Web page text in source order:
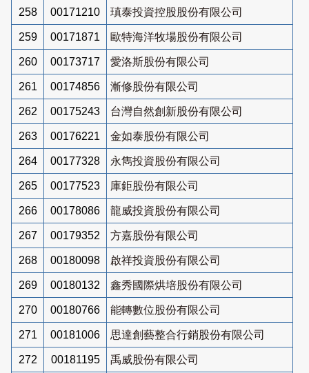
258 00171210 瑱泰投資控股股份有限公司
259 00171871 歐特海洋牧場股份有限公司
260 00173717 愛洛斯股份有限公司
261 00174856 漸修股份有限公司
262 00175243 台灣自然創新股份有限公司
263 00176221 金如泰股份有限公司
264 00177328 永雋投資股份有限公司
265 00177523 庫鉅股份有限公司
266 00178086 龍威投資股份有限公司
267 00179352 方嘉股份有限公司
268 00180098 啟祥投資股份有限公司
269 00180132 鑫秀國際烘培股份有限公司
270 00180766 能轉數位股份有限公司
271 00181006 思達創藝整合行銷股份有限公司
272 00181195 禹威股份有限公司